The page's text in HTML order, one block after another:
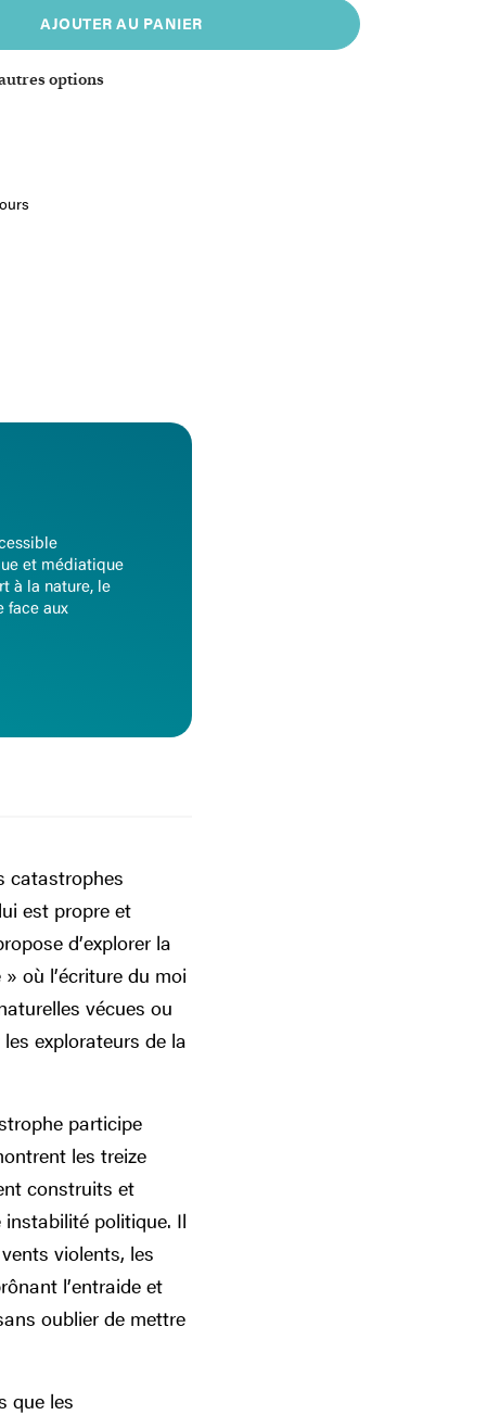
AJOUTER AU PANIER
options
et médiatique
à la nature, le
face aux
catastrophes
est propre et
d’explorer la
où l’écriture du moi
vécues ou
explorateurs de la
participe
les treize
construits et
politique. Il
violents, les
l’entraide et
oublier de mettre
que les